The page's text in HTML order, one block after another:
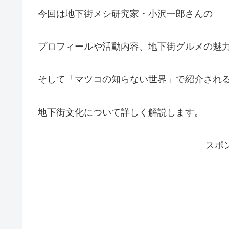
今回は地下街メシ研究家・小沢一郎さんの
プロフィールや活動内容、地下街グルメの魅
そして「マツコの知らない世界」で紹介され
地下街文化について詳しく解説します。
スポ